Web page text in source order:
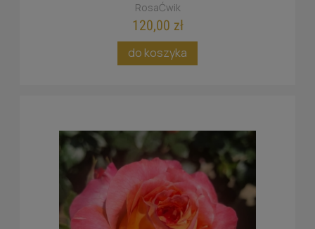
RosaĆwik
120,00 zł
do koszyka